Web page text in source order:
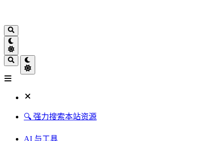
🔍 强力搜索本站资源
AI 与工具